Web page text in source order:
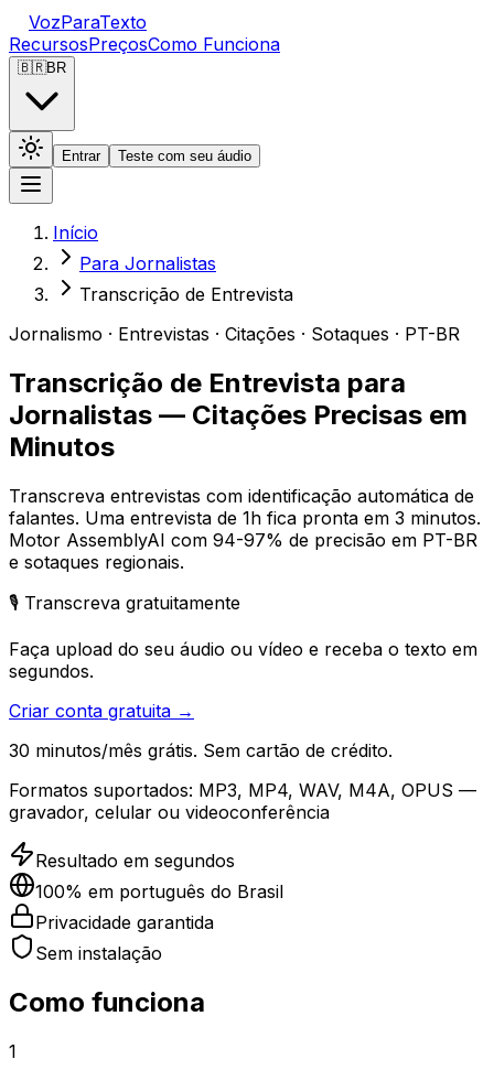
VozParaTexto
RecursosPreçosComo Funciona
🇧🇷BR
Entrar Teste com seu áudio
Início
Para Jornalistas
Transcrição de Entrevista
Jornalismo · Entrevistas · Citações · Sotaques · PT-BR
Transcrição de Entrevista para
Jornalistas — Citações Precisas em
Minutos
Transcreva entrevistas com identificação automática de
falantes. Uma entrevista de 1h fica pronta em 3 minutos.
Motor AssemblyAI com 94-97% de precisão em PT-BR
e sotaques regionais.
🎙️ Transcreva gratuitamente
Faça upload do seu áudio ou vídeo e receba o texto em
segundos.
Criar conta gratuita →
30 minutos/mês grátis. Sem cartão de crédito.
Formatos suportados: MP3, MP4, WAV, M4A, OPUS —
gravador, celular ou videoconferência
Resultado em segundos
100% em português do Brasil
Privacidade garantida
Sem instalação
Como funciona
1